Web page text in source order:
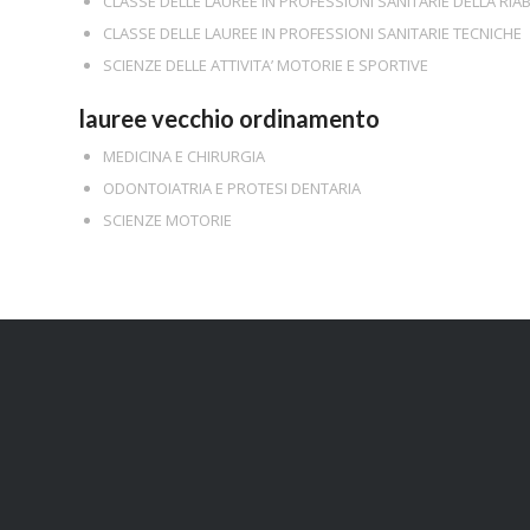
CLASSE DELLE LAUREE IN PROFESSIONI SANITARIE TECNICHE
SCIENZE DELLE ATTIVITA’ MOTORIE E SPORTIVE
lauree vecchio ordinamento
MEDICINA E CHIRURGIA
ODONTOIATRIA E PROTESI DENTARIA
SCIENZE MOTORIE